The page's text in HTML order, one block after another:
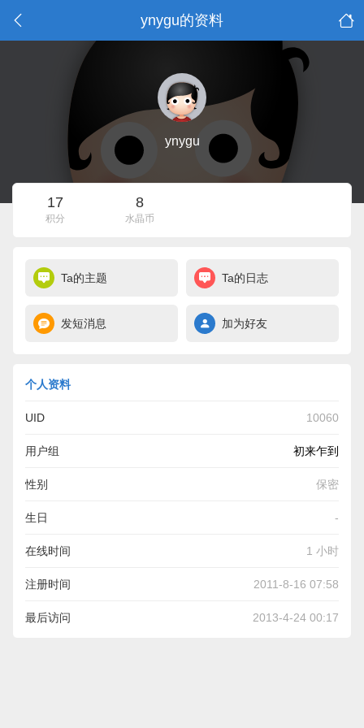
ynygu的资料
ynygu
17
积分
8
水晶币
Ta的主题 Ta的日志
发短消息 加为好友
个人资料
UID 10060
用户组 初来乍到
性别 保密
生日 -
在线时间 1 小时
注册时间 2011-8-16 07:58
最后访问 2013-4-24 00:17